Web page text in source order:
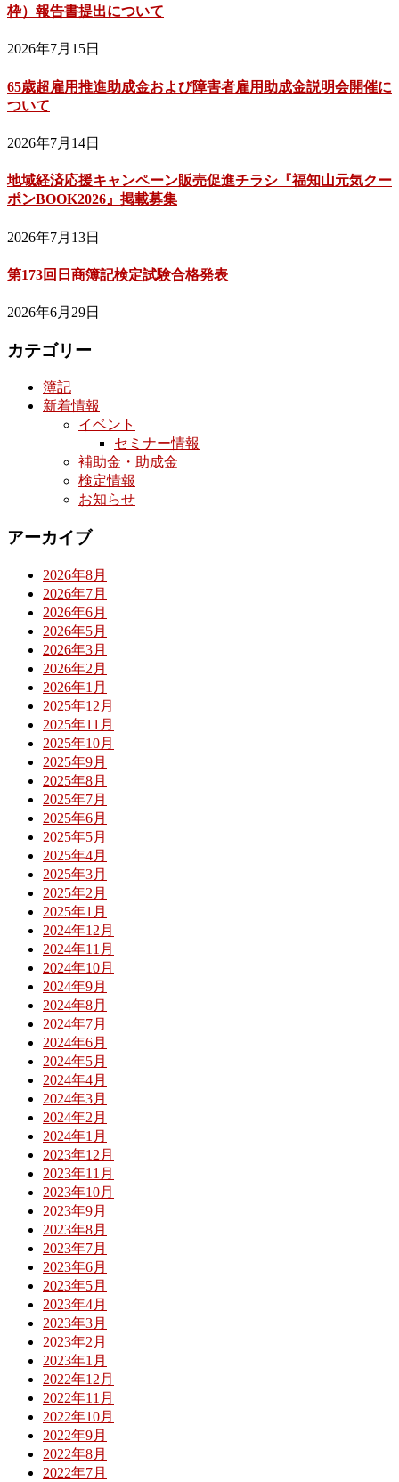
枠）報告書提出について
2026年7月15日
65歳超雇用推進助成金および障害者雇用助成金説明会開催に
ついて
2026年7月14日
地域経済応援キャンペーン販売促進チラシ『福知山元気クー
ポンBOOK2026』掲載募集
2026年7月13日
第173回日商簿記検定試験合格発表
2026年6月29日
カテゴリー
簿記
新着情報
イベント
セミナー情報
補助金・助成金
検定情報
お知らせ
アーカイブ
2026年8月
2026年7月
2026年6月
2026年5月
2026年3月
2026年2月
2026年1月
2025年12月
2025年11月
2025年10月
2025年9月
2025年8月
2025年7月
2025年6月
2025年5月
2025年4月
2025年3月
2025年2月
2025年1月
2024年12月
2024年11月
2024年10月
2024年9月
2024年8月
2024年7月
2024年6月
2024年5月
2024年4月
2024年3月
2024年2月
2024年1月
2023年12月
2023年11月
2023年10月
2023年9月
2023年8月
2023年7月
2023年6月
2023年5月
2023年4月
2023年3月
2023年2月
2023年1月
2022年12月
2022年11月
2022年10月
2022年9月
2022年8月
2022年7月